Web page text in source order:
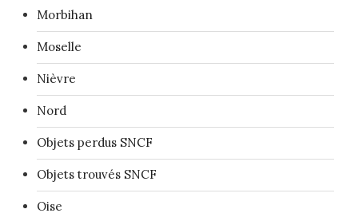
Morbihan
Moselle
Nièvre
Nord
Objets perdus SNCF
Objets trouvés SNCF
Oise